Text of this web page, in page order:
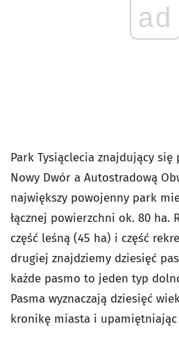
ad
Park Tysiąclecia znajdujący
Nowy Dwór a Autostradową
największy powojenny park
łącznej powierzchni ok. 80 ha.
część leśną (45 ha) i część
drugiej znajdziemy dziesięć
każde pasmo to jeden typ
Pasma wyznaczają dziesięć
kronikę miasta i upamiętniając